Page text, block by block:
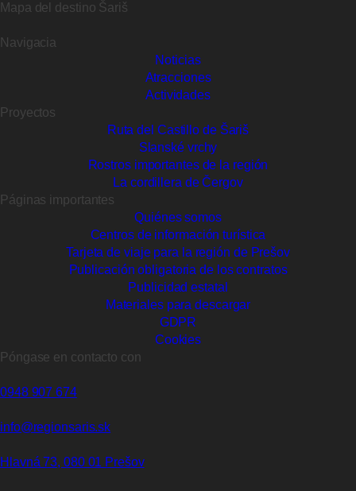
Mapa del destino Šariš
Navigacia
Noticias
Atracciones
Actividades
Proyectos
Ruta del Castillo de Šariš
Slanské vrchy
Rostros importantes de la región
La cordillera de Čergov
Páginas importantes
Quiénes somos
Centros de información turística
Tarjeta de viaje para la región de Prešov
Publicación obligatoria de los contratos
Publicidad estatal
Materiales para descargar
GDPR
Cookies
Póngase en contacto con
0948 907 674
info@regionsaris.sk
Hlavná 73, 080 01 Prešov